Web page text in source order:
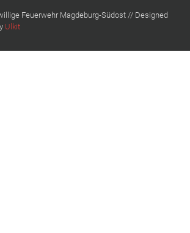
Feuerwehr Magdeburg-Südost // Designed
Ulkit